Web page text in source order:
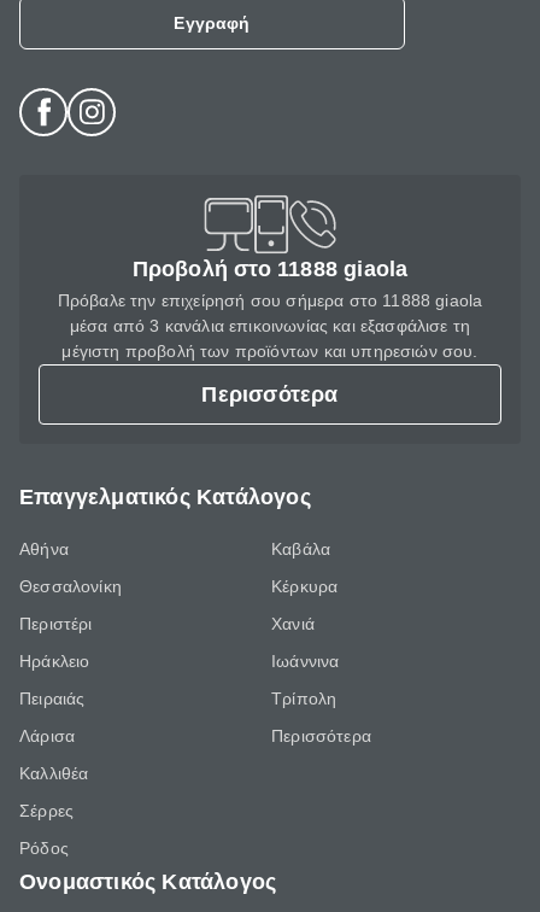
Εγγραφή
Προβολή στο 11888 giaola
Πρόβαλε την επιχείρησή σου σήμερα στο 11888 giaola
μέσα από 3 κανάλια επικοινωνίας και εξασφάλισε τη
μέγιστη προβολή των προϊόντων και υπηρεσιών σου.
Περισσότερα
Επαγγελματικός Κατάλογος
Αθήνα
Θεσσαλονίκη
Περιστέρι
Ηράκλειο
Πειραιάς
Λάρισα
Καλλιθέα
Σέρρες
Ρόδος
Καβάλα
Κέρκυρα
Χανιά
Ιωάννινα
Τρίπολη
Περισσότερα
Ονομαστικός Κατάλογος